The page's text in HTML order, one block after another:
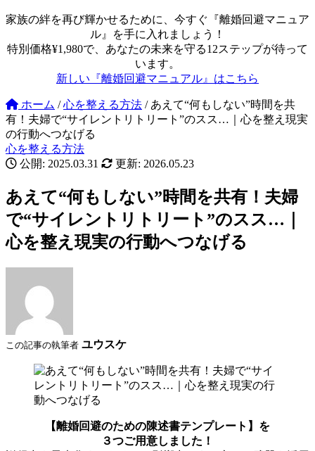
家族の絆を再び輝かせるために、今すぐ『離婚回避マニュア
ル』を手に入れましょう！
特別価格¥1,980で、あなたの未来を守る12ステップが待って
います。
新しい『離婚回避マニュアル』はこちら
ホーム / 心を整える方法 / あえて“何もしない”時間を共
有！夫婦で“サイレントリトリート”のスス…｜心を整え現実
の行動へつなげる
心を整える方法
公開: 2025.03.31
更新: 2026.05.23
あえて“何もしない”時間を共有！夫婦
で“サイレントリトリート”のスス…｜
心を整え現実の行動へつなげる
この記事の執筆者 ユウスケ
【離婚回避のための陳述書テンプレート】を
３つご用意しました！